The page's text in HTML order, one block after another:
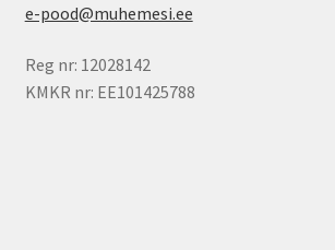
e-pood@muhemesi.ee
Reg nr: 12028142
KMKR nr: EE101425788